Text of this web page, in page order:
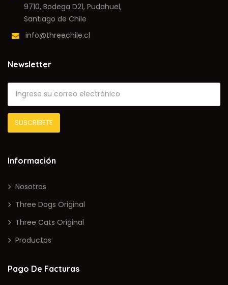
9710, Bodega D21, Pudahuel,
Santiago de Chile
info@threechile.cl
Newsletter
Información
Nosotros
Three Dogs Original
Three Cats Original
Productos
Pago De Facturas